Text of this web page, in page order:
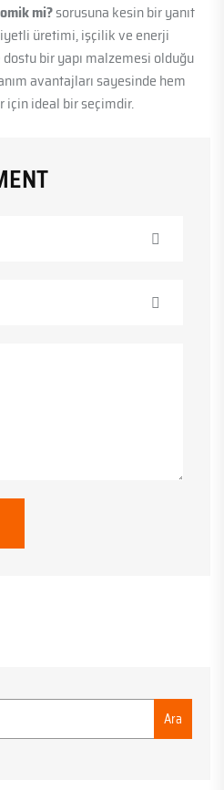
mi?sorusuna kesin bir yanıt
üretimi, işçilik ve enerji
bir yapı malzemesi olduğu
avantajları sayesinde hem
için ideal bir seçimdir.
Ara